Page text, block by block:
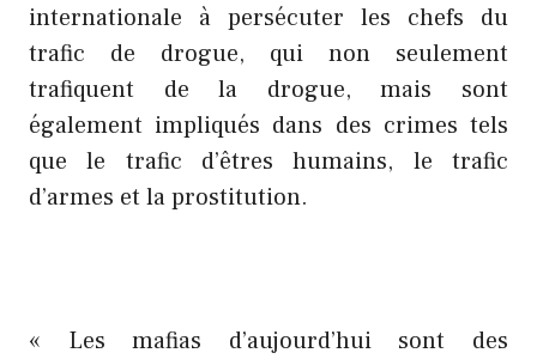
internationale à persécuter les chefs du
trafic de drogue, qui non seulement
trafiquent de la drogue, mais sont
également impliqués dans des crimes tels
que le trafic d’êtres humains, le trafic
d’armes et la prostitution.
« Les mafias d’aujourd’hui sont des